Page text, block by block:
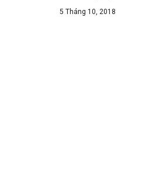
5 Tháng 10, 2018